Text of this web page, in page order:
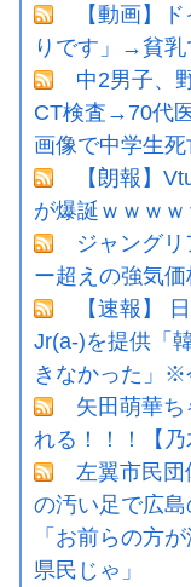
【動画】
りです」→貧乳
中2男子、
CT検査→70代
画像で中学生死
【朗報】
が爆誕ｗｗｗ
ジャング
ー超えの強気価
【速報】
Jr(a-)を提供「
きなかった」※
矢田萌華ち
れる！！！【乃
左翼市民
の汚い足で広
「お前らの方
県民じゃ」